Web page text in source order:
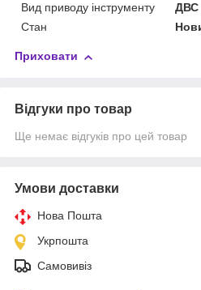
Вид приводу інструменту
ДВС
Стан
Приховати
Відгуки про товар
Ще немає відгуків про цей товар
Умови доставки
Нова Пошта
Укрпошта
Самовивіз